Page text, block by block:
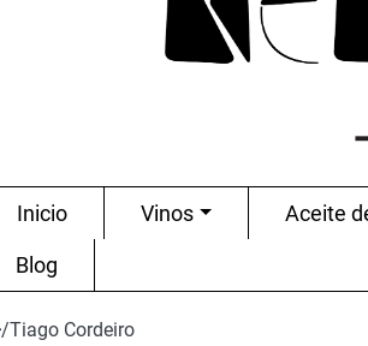
Inicio Vinos Aceite
Blog
/Tiago Cordeiro